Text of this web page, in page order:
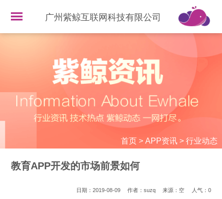
广州紫鲸互联网科技有限公司
首页> APP资讯> 行业动态
教育APP开发的市场前景如何
日期：2019-08-09 作者：suzq 来源：空 人气： 0